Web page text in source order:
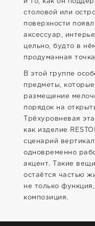
и то, как он
столовой или
поверхности
аксессуар,
цельно, будто в
продуманная
В этой группе
предметы,
размещение
порядок на
Трёхуровневая
как изделие
сценарий
одновременно
акцент. Такие
остаётся частью
не только
композиция.